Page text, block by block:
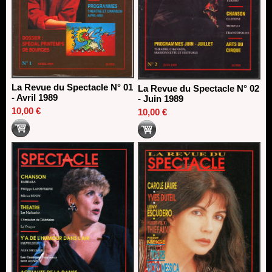
La Revue du Spectacle N° 01
- Avril 1989
10,00 €
La Revue du Spectacle N° 02
- Juin 1989
10,00 €